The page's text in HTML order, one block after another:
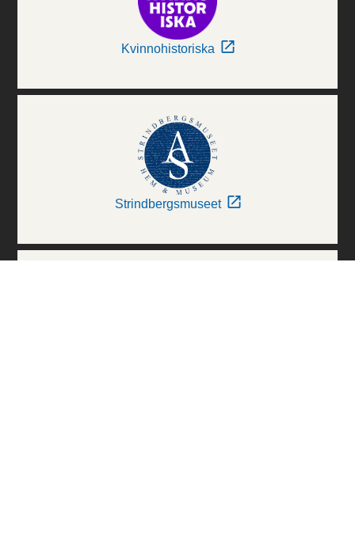
Kvinnohistoriska
Strindbergsmuseet